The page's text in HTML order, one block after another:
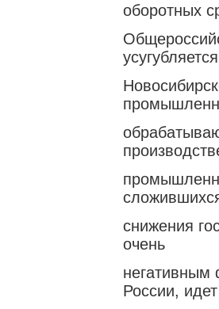
оборотных
снижения
очень
негативным
России, идет